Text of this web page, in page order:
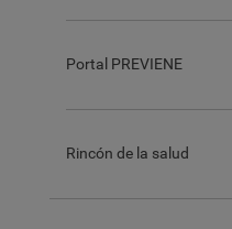
Portal PREVIENE
Rincón de la salud